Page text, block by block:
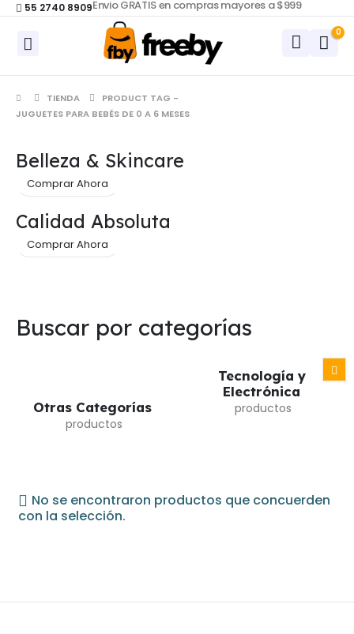
55 2740 8909Envio GRATIS en compras mayores a $999
0
TIENDA
PRODUCT TAG -
JUGUETES PARA BEBÉS DE 0 A 6 MESES
Belleza & Skincare
Comprar Ahora
Calidad Absoluta
Comprar Ahora
Buscar por categorías
Otras Categorías
Tecnología y
Electrónica
No se encontraron productos que concuerden
con la selección.